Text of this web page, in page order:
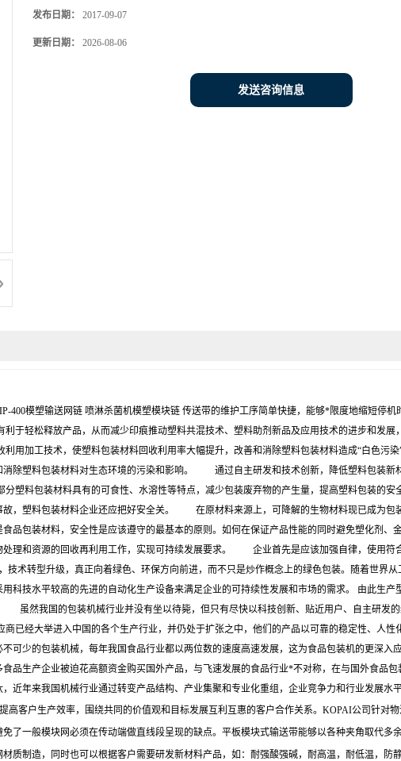
发布日期： 2017-09-07
更新日期： 2026-08-06
发送咨询信息
400模塑输送网链 喷淋杀菌机模塑模块链 传送带的维护工序简单快捷，能够*限度地缩短停
于轻松释放产品，从而减少印痕推动塑料共混技术、塑料助剂新品及应用技术的进步和发
加工技术，使塑料包装材料回收利用率大幅提升，改善和消除塑料包装材料造成“白色
消除塑料包装材料对生态环境的污染和影响。 通过自主研发和技术创新，降低塑料包装新
料包装材料具有的可食性、水溶性等特点，减少包装废弃物的产生量，提高塑料包装
故，塑料包装材料企业还应把好安全关。 在原材料来源上，可降解的生物材料现已成为包
品包装材料，安全性是应该遵守的最基本的原则。如何在保证产品性能的同时避免塑化剂
处理和资源的回收再利用工作，实现可持续发展要求。 企业首先是应该加强自律，使用符
术转型升级，真正向着绿色、环保方向前进，而不只是炒作概念上的绿色包装。随着世界
科技水平较高的先进的自动化生产设备来满足企业的可持续性发展和市场的需求。 由此生
虽然我国的包装机械行业并没有坐以待毙，但只有尽快以科技创新、贴近用户、自主研发
经大举进入中国的各个生产行业，并仍处于扩张之中，他们的产品以可靠的稳定性、人性
可少的包装机械，每年我国食品行业都以两位数的速度高速发展，这为食品包装机的更深
品生产企业被迫花高额资金购买国外产品，与飞速发展的食品行业*不对称，在与国外食品
近年来我国机械行业通过转变产品结构、产业集聚和专业化重组，企业竞争力和行业发展水
客户生产效率，围绕共同的价值观和目标发展互利互惠的客户合作关系。KOPAI公司针对
了一般模块网必须在传动端做直线段呈现的缺点。平板模块式输送带能够以各种夹角取代多
质制造，同时也可以根据客户需要研发新材料产品，如：耐强酸强碱，耐高温，耐低温，